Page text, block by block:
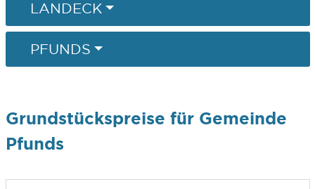
LANDECK
PFUNDS
Grundstückspreise für Gemeinde
Pfunds